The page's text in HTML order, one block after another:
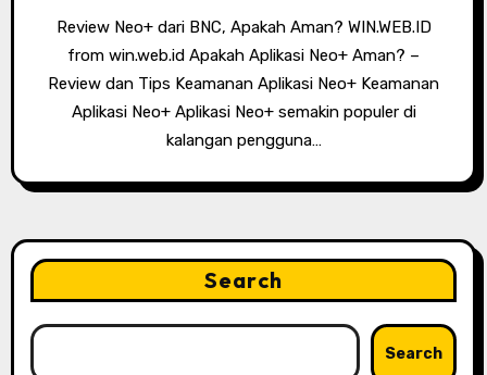
Review Neo+ dari BNC, Apakah Aman? WIN.WEB.ID
from win.web.id Apakah Aplikasi Neo+ Aman? –
Review dan Tips Keamanan Aplikasi Neo+ Keamanan
Aplikasi Neo+ Aplikasi Neo+ semakin populer di
kalangan pengguna…
Search
Search